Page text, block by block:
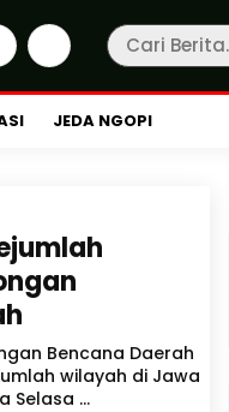
JEDA NGOPI
Bencana Daerah
wilayah di Jawa
Selasa ...